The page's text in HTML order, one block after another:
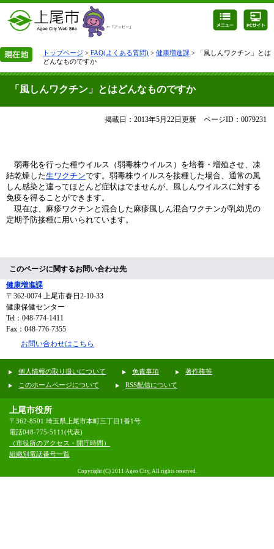
トップページ > FAQ(よくある質問) > 健康増進課 > 「風しんワクチン」とは
どんなものですか
「風しんワクチン」とはどんなものですか
掲載日：2013年5月22日更新 ページID：0079231
弱毒化を行った種ウイルス（弱毒株ウイルス）を培養・増殖させ、凍
結乾燥した生ワクチンです。弱毒株ウイルスを接種した場合、通常の風
しん感染と違ってほとんど症状はでませんが、風しんウイルスに対する
免疫を得ることができます。
現在は、麻疹ワクチンと混合した麻疹風しん混合ワクチンが乳幼児の
定期予防接種に用いられています。
このページに関するお問い合わせ先
健康増進課
〒362-0074
上尾市春日2-10-33
健康保健センター
Tel：048-774-1411
Fax：048-776-7355
お問い合わせはこちら
個人情報の取り扱いについて 免責事項
著作権等
このホームページについて
RSS配信について
上尾市役所
〒362-8501 埼玉県上尾市本町三丁目1番1号
電話048-775-5111(代表)
（市役所のアクセス・開庁時間）
組織別電話番号一覧
Copyright (C) 2011 Ageo City, All rights reserved.